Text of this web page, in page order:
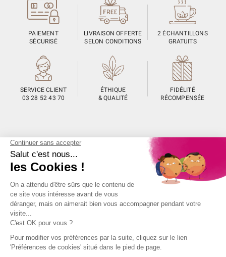
PAIEMENT
SÉCURISÉ
LIVRAISON OFFERTE
SELON CONDITIONS
2 ÉCHANTILLONS
GRATUITS
SERVICE CLIENT
03 28 52 43 70
ÉTHIQUE
& QUALITÉ
FIDÉLITÉ
RÉCOMPENSÉE
Unami Commander